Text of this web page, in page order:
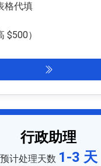
格代填
$500）
行政助理
预计处理天数 1-3 天